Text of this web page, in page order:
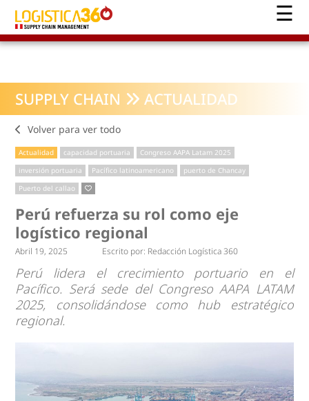
SUPPLY CHAIN ACTUALIDAD
Volver para ver todo
Actualidad capacidad portuaria
Congreso AAPA Latam 2025
inversión portuaria
Pacífico latinoamericano
puerto de Chancay
Puerto del callao
Perú refuerza su rol como eje
logístico regional
Abril 19, 2025 Escrito por: Redacción Logística 360
Perú lidera el crecimiento portuario en el
Pacífico. Será sede del Congreso AAPA LATAM
2025, consolidándose como hub estratégico
regional.